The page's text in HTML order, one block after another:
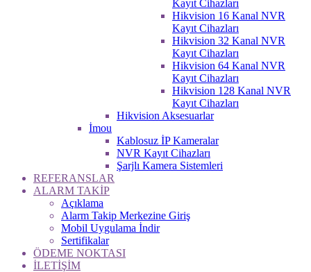
Kayıt Cihazları
Hikvision 16 Kanal NVR
Kayıt Cihazları
Hikvision 32 Kanal NVR
Kayıt Cihazları
Hikvision 64 Kanal NVR
Kayıt Cihazları
Hikvision 128 Kanal NVR
Kayıt Cihazları
Hikvision Aksesuarlar
İmou
Kablosuz İP Kameralar
NVR Kayıt Cihazları
Şarjlı Kamera Sistemleri
REFERANSLAR
ALARM TAKİP
Açıklama
Alarm Takip Merkezine Giriş
Mobil Uygulama İndir
Sertifikalar
ÖDEME NOKTASI
İLETİŞİM